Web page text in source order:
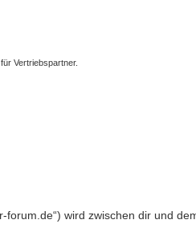
Vertriebspartner.
wird zwischen dir und